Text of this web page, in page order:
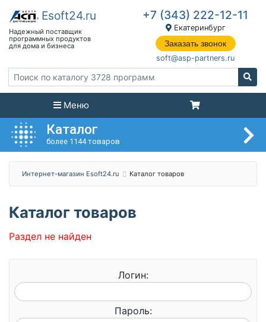
+7 (343) 222-12-11
Екатеринбург
Заказать звонок
soft@asp-partners.ru
Меню
Каталог
более 1144 товаров
Интернет-магазин Esoft24.ru Каталог товаров
Каталог товаров
Раздел не найден
Логин:
Пароль: